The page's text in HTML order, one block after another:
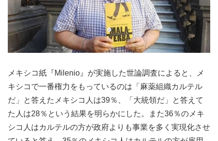
メキシコ紙『Milenio』が実施した世論調査によると、メ
キシコで一番権力をもっているのは「麻薬組織カルテル
だ」と答えたメキシコ人は39％、「大統領だ」と答えて
た人は28％という結果を明らかにした。また36％のメキ
シコ人はカルテルの方が政府よりも事業を多く実現化させ